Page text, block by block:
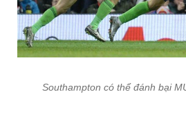
Southampton có thể đánh bại